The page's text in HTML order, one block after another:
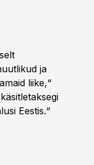
ja
liike,“
Eestis.“